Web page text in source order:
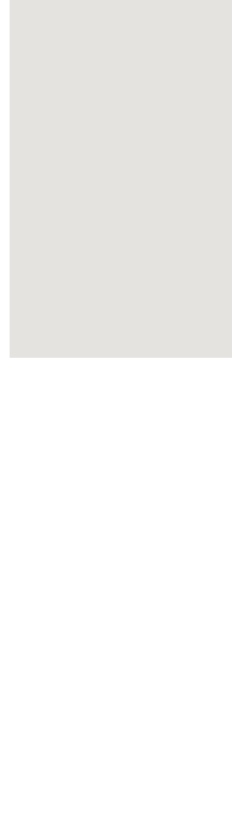
Киевская